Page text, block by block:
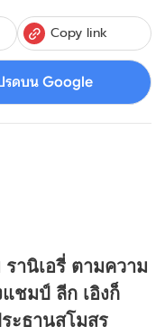
Copy link
รดบน Google
านิเอรี่ ตามความ
ชมป์ ลีก เอิงก็
ะธานสโมสร